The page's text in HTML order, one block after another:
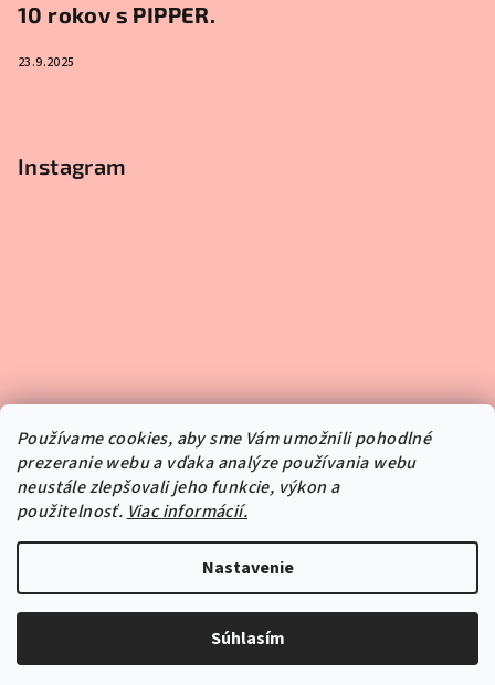
Používame cookies, aby sme Vám umožnili pohodlné
prezeranie webu a vďaka analýze používania webu
neustále zlepšovali jeho funkcie, výkon a
použitelnosť. Viac informácií.
Nastavenie
Súhlasím
10 rokov s PIPPER.
23.9.2025
Instagram
Sledovať na Instagrame
Vytvoril Shoptet